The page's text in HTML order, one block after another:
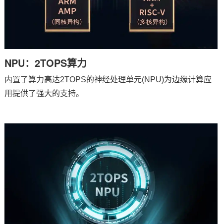
NPU：2TOPS算力
内置了算力高达2TOPS的神经处理单元(NPU)为边缘计算应
用提供了强大的支持。